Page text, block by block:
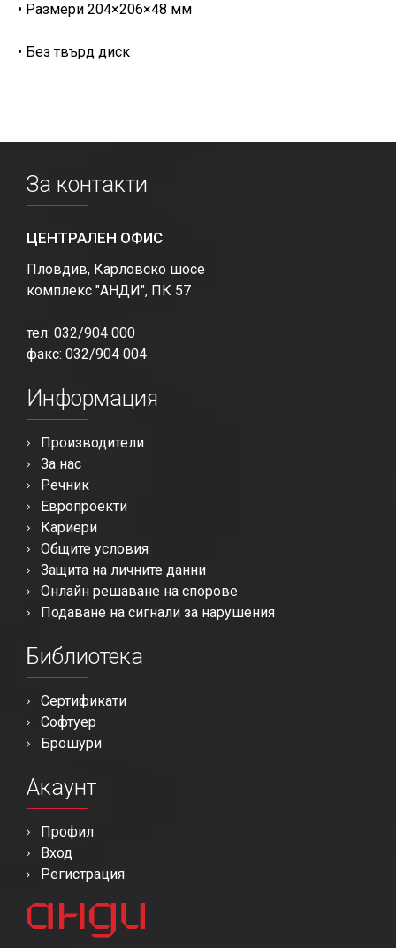
• Размери 204×206×48 мм
• Без твърд диск
За контакти
ЦЕНТРАЛЕН ОФИС
Пловдив, Карловско шосе
комплекс "АНДИ", ПК 57
тел: 032/904 000
факс: 032/904 004
Информация
Производители
За нас
Речник
Европроекти
Кариери
Общите условия
Защита на личните данни
Онлайн решаване на спорове
Подаване на сигнали за нарушения
Библиотека
Сертификати
Софтуер
Брошури
Акаунт
Профил
Вход
Регистрация